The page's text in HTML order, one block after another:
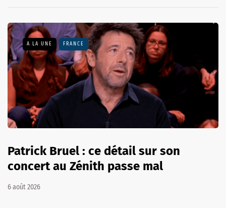
A LA UNE FRANCE
Patrick Bruel : ce détail sur son
concert au Zénith passe mal
6 août 2026